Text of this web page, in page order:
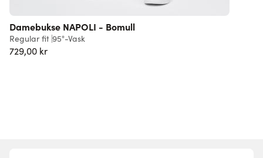
Damebukse NAPOLI - Bomull
Regular fit 95°-Vask
729,00 kr